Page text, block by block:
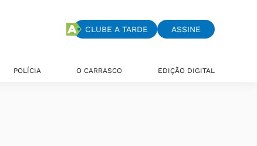
CLUBE A TARDE ASSINE
POLÍCIA O CARRASCO EDIÇÃO DIGITAL